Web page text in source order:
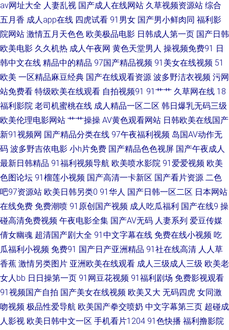
中出 91色小孩导航 豆花51 免费的伪娘看片网址 尤物视频91 传媒在线看 密
挑伊人AV 午夜男女 91看片操 国产AV高跟丝袜 日韩网址福利导航 91n网站免
费进入社 97亚洲婷婷影院 美欧国伦理片14 先锋影音资源AV站 91另类稀缺
国产真实 吃瓜福利导航 狼人五月天综合影院 五月丁香网站 91黑料黑丝 国产
超碰九色福利在线 青青草好屌色 影音先锋妊妇系列 91吴梦梦台湾无码 激情
图区亚洲欧美日韩 色悠悠网址 91豆花视频社区 伊人性爱大香蕉 影音先锋岛
国伦理 av高潮喷水一区二 男人天堂AA 香蕉伊在 91小视频最新网址 九一色
站 亚洲人妻网页 91青青草超碰 豆花在线观看官网 日韩中文字幕有码 91老熟
女 豆花网站免费 免费91 性爱影音 91茄子有限公司 国产福利手机在线 青娱
乐青青草日韩 在线国内精品 wwwcom 玖玖视频黄色 亚洲黄色hfh 91丝袜在
线观看 国产精品乱轮一区二区 91资源在线观看 蜜桃成人免费网站 亚洲福利
一起区二区 www欧美色图com 美日欧韩一二三 影视先锋免费看A片 97资源
人妻在线视频 久久成人网址 香蕉色色在线 91色色导航 国产91尤物视频网址
av网址大全 人妻乱视 国产成人在线网站 久草视频资源站 综合
五月香 成人app在线 四虎试看 91男女 国产男小鲜肉同 福利影
院网站 激情五月天色色 欧美极品电影 日韩成人第一页 国产日韩
欧美电影 久久机热 成人午夜网 黄色天堂男人 操视频免费91 日
韩中文在线 精品中的精品 97国产精品视频 91美女在线视频 51
欧美 一区精品麻豆经典 国产在线观看资源 波多野洁衣视频 污网
站免费看 特级欧美在线观看 自拍视频91 91艹艹 久草网在线 18
福利影院 老司机蜜桃在线 成人精品一区二区 韩日爆乳无码三级
欧美伦理电影网站 艹艹操操 AV黄色观看网站 日韩欧美在线国产
新91视频网 国产精品分类在线 97午夜福利视频 岛国AV动作无
码 波多野吉依电影 小h片免费 国产精品色色视屏 国产午夜成人
最新日韩精品 91福利视频导航 欧美喷水影院 91爱爱视频 欧美
色图论坛 91榴莲小视频 国产高清一卡新区 国产看片资源 二色
吧97资源站 欧美日韩另类0 91华人 国产日韩一区二区 日本网站
在线免费 免费潮喷 91原创国产视频 成人吃瓜福利 国产在线9 操
碰高清免费视频 午夜电影全集 国产AV无码 人妻系列 爱豆传媒
倩女幽魂 超清国产剧大全 91中文字幕在线 免费在线小视频 吃
瓜福利小视频 免费91 国产日产亚洲精品 91社在线高清 人人草
香蕉 激情另类图片 亚洲欧美在线观看 成人三级成人三级 欧美老
女人bb 日日操第一页 91网豆花视频 91福利剧场 免费影视观看
91视频国产自拍 国产美女在线视频 欧美又大 无码四虎 女同激
吻视频 极品性爱导航 欧美国产拳交喷奶 中文字幕第三页 超碰成
人影视 欧美日韩中文一区 手机看片1204 91色快播 福利撸影院